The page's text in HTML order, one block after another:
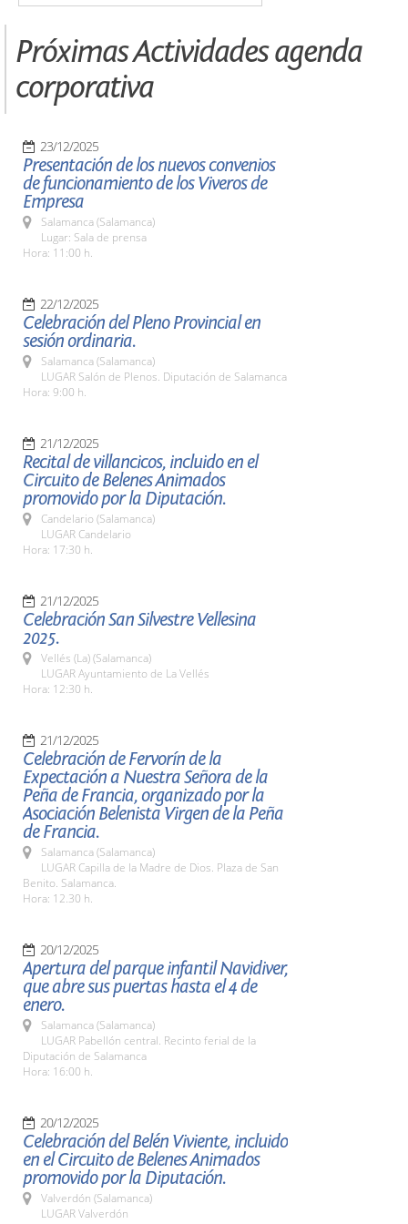
Próximas Actividades agenda
corporativa
23/12/2025
Presentación de los nuevos convenios
de funcionamiento de los Viveros de
Empresa
Salamanca (Salamanca)
Lugar: Sala de prensa
Hora: 11:00 h.
22/12/2025
Celebración del Pleno Provincial en
sesión ordinaria.
Salamanca (Salamanca)
LUGAR Salón de Plenos. Diputación de Salamanca
Hora: 9:00 h.
21/12/2025
Recital de villancicos, incluido en el
Circuito de Belenes Animados
promovido por la Diputación.
Candelario (Salamanca)
LUGAR Candelario
Hora: 17:30 h.
21/12/2025
Celebración San Silvestre Vellesina
2025.
Vellés (La) (Salamanca)
LUGAR Ayuntamiento de La Vellés
Hora: 12:30 h.
21/12/2025
Celebración de Fervorín de la
Expectación a Nuestra Señora de la
Peña de Francia, organizado por la
Asociación Belenista Virgen de la Peña
de Francia.
Salamanca (Salamanca)
LUGAR Capilla de la Madre de Dios. Plaza de San
Benito. Salamanca.
Hora: 12.30 h.
20/12/2025
Apertura del parque infantil Navidiver,
que abre sus puertas hasta el 4 de
enero.
Salamanca (Salamanca)
LUGAR Pabellón central. Recinto ferial de la
Diputación de Salamanca
Hora: 16:00 h.
20/12/2025
Celebración del Belén Viviente, incluido
en el Circuito de Belenes Animados
promovido por la Diputación.
Valverdón (Salamanca)
LUGAR Valverdón